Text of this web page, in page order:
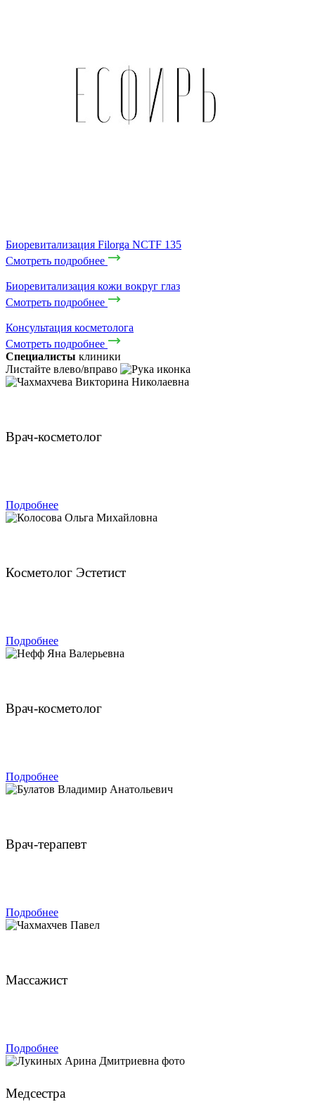
Биоревитализация Filorga NCTF 135
Смотреть подробнее
Биоревитализация кожи вокруг глаз
Смотреть подробнее
Консультация косметолога
Смотреть подробнее
Специалисты клиники
Листайте влево/вправо
Врач-косметолог
Подробнее
Косметолог Эстетист
Подробнее
Врач-косметолог
Подробнее
Врач-терапевт
Подробнее
Массажист
Подробнее
Медсестра